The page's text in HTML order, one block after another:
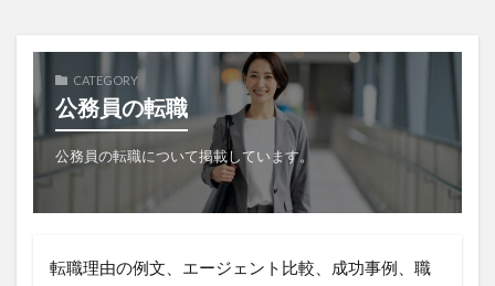
CATEGORY
公務員の転職
公務員の転職について掲載しています。
転職理由の例文、エージェント比較、成功事例、職